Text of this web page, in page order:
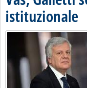
istituzionale .